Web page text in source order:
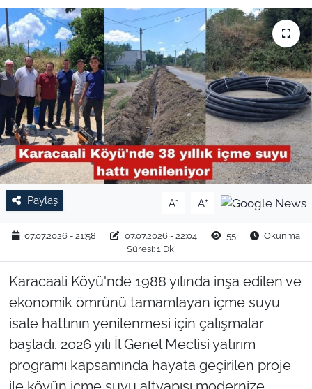
Paylaş A- A+
07.07.2026 - 21:58 07.07.2026 - 22:04 55
Okunma
Süresi: 1 Dk
Karacaali Köyü'nde 1988 yılında inşa edilen ve
ekonomik ömrünü tamamlayan içme suyu
isale hattının yenilenmesi için çalışmalar
başladı. 2026 yılı İl Genel Meclisi yatırım
programı kapsamında hayata geçirilen proje
EĞİTİM
TARIM VE HAYVANCILIK
KÜLTÜR SANAT
RESMİ İLAN
SPOR
YAŞAM
EDİRNE
TEKİRDAĞ
KIRKLARELİ
ÇANAKKALE
TÜRKİYE